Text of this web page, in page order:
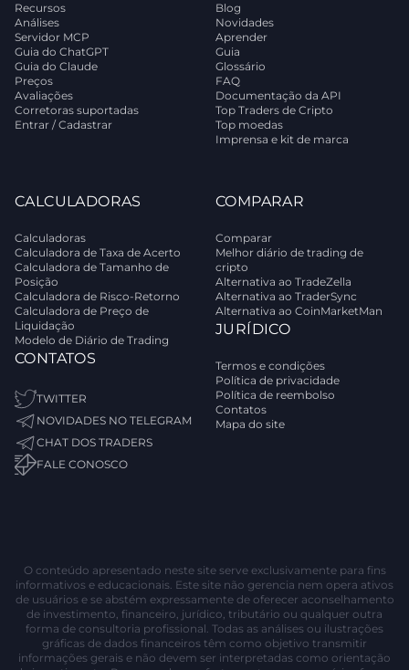
Recursos
Análises
Servidor MCP
Guia do ChatGPT
Guia do Claude
Preços
Avaliações
Corretoras suportadas
Entrar / Cadastrar
Blog
Novidades
Aprender
Guia
Glossário
FAQ
Documentação da API
Top Traders de Cripto
Top moedas
Imprensa e kit de marca
CALCULADORAS
Calculadoras
Calculadora de Taxa de Acerto
Calculadora de Tamanho de
Posição
Calculadora de Risco-Retorno
Calculadora de Preço de
Liquidação
Modelo de Diário de Trading
CONTATOS
TWITTER
NOVIDADES NO TELEGRAM
CHAT DOS TRADERS
FALE CONOSCO
COMPARAR
Comparar
Melhor diário de trading de
cripto
Alternativa ao TradeZella
Alternativa ao TraderSync
Alternativa ao CoinMarketMan
JURÍDICO
Termos e condições
Política de privacidade
Política de reembolso
Contatos
Mapa do site
O conteúdo apresentado neste site serve exclusivamente para fins
informativos e educacionais. Este site não gerencia nem opera ativos
de usuários e se abstém expressamente de oferecer aconselhamento
de investimento, financeiro, jurídico, tributário ou qualquer outra
forma de consultoria profissional. Todas as análises ou ilustrações
gráficas de dados financeiros têm como objetivo transmitir
informações gerais e não devem ser interpretadas como orientação